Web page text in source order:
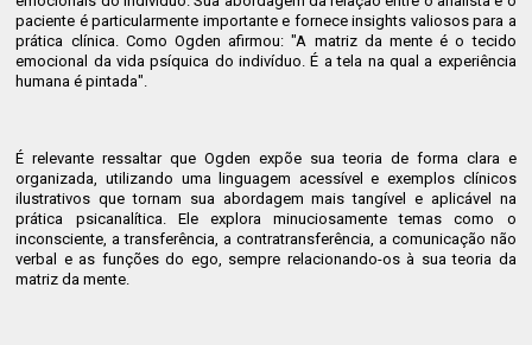
paciente é particularmente importante e fornece insights valiosos para a
prática clínica. Como Ogden afirmou: "A matriz da mente é o tecido
emocional da vida psíquica do indivíduo. É a tela na qual a experiência
humana é pintada".
É relevante ressaltar que Ogden expõe sua teoria de forma clara e
organizada, utilizando uma linguagem acessível e exemplos clínicos
ilustrativos que tornam sua abordagem mais tangível e aplicável na
prática psicanalítica. Ele explora minuciosamente temas como o
inconsciente, a transferência, a contratransferência, a comunicação não
verbal e as funções do ego, sempre relacionando-os à sua teoria da
matriz da mente.